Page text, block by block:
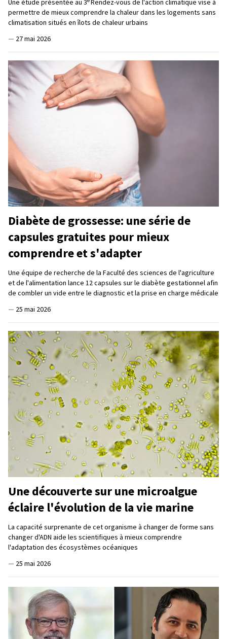
Une étude présentée au 3 Rendez-vous de l'action climatique vise à
permettre de mieux comprendre la chaleur dans les logements sans
climatisation situés en îlots de chaleur urbains
— 27 mai 2026
Diabète de grossesse: une série de
capsules gratuites pour mieux
comprendre et s'adapter
Une équipe de recherche de la Faculté des sciences de l'agriculture
et de l'alimentation lance 12 capsules sur le diabète gestationnel afin
de combler un vide entre le diagnostic et la prise en charge médicale
— 25 mai 2026
Une découverte sur une microalgue
éclaire l'évolution de la vie marine
La capacité surprenante de cet organisme à changer de forme sans
changer d'ADN aide les scientifiques à mieux comprendre
l'adaptation des écosystèmes océaniques
— 25 mai 2026